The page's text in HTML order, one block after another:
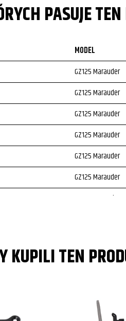
PASUJE
MODEL
GZ125 Marauder
GZ125 Marauder
GZ125 Marauder
GZ125 Marauder
GZ125 Marauder
GZ125 Marauder
GZ125 Marauder
KUPILI TEN